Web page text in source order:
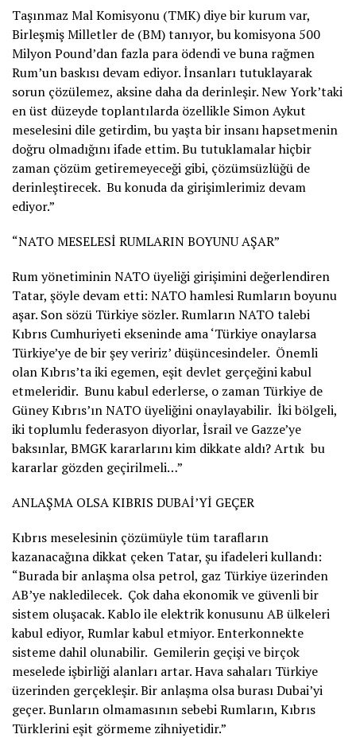
Taşınmaz Mal Komisyonu (TMK) diye bir kurum var,
Birleşmiş Milletler de (BM) tanıyor, bu komisyona 500
Milyon Pound’dan fazla para ödendi ve buna rağmen
Rum’un baskısı devam ediyor. İnsanları tutuklayarak
sorun çözülemez, aksine daha da derinleşir. New York’taki
en üst düzeyde toplantılarda özellikle Simon Aykut
meselesini dile getirdim, bu yaşta bir insanı hapsetmenin
doğru olmadığını ifade ettim. Bu tutuklamalar hiçbir
zaman çözüm getiremeyeceği gibi, çözümsüzlüğü de
derinleştirecek. Bu konuda da girişimlerimiz devam
ediyor.”
“NATO MESELESİ RUMLARIN BOYUNU AŞAR”
Rum yönetiminin NATO üyeliği girişimini değerlendiren
Tatar, şöyle devam etti: NATO hamlesi Rumların boyunu
aşar. Son sözü Türkiye sözler. Rumların NATO talebi
Kıbrıs Cumhuriyeti ekseninde ama ‘Türkiye onaylarsa
Türkiye’ye de bir şey veririz’ düşüncesindeler. Önemli
olan Kıbrıs’ta iki egemen, eşit devlet gerçeğini kabul
etmeleridir. Bunu kabul ederlerse, o zaman Türkiye de
Güney Kıbrıs’ın NATO üyeliğini onaylayabilir. İki bölgeli,
iki toplumlu federasyon diyorlar, İsrail ve Gazze’ye
baksınlar, BMGK kararlarını kim dikkate aldı? Artık bu
kararlar gözden geçirilmeli…”
ANLAŞMA OLSA KIBRIS DUBAİ’Yİ GEÇER
Kıbrıs meselesinin çözümüyle tüm tarafların
kazanacağına dikkat çeken Tatar, şu ifadeleri kullandı:
“Burada bir anlaşma olsa petrol, gaz Türkiye üzerinden
AB’ye nakledilecek. Çok daha ekonomik ve güvenli bir
sistem oluşacak. Kablo ile elektrik konusunu AB ülkeleri
kabul ediyor, Rumlar kabul etmiyor. Enterkonnekte
sisteme dahil olunabilir. Gemilerin geçişi ve birçok
meselede işbirliği alanları artar. Hava sahaları Türkiye
üzerinden gerçekleşir. Bir anlaşma olsa burası Dubai’yi
geçer. Bunların olmamasının sebebi Rumların, Kıbrıs
Türklerini eşit görmeme zihniyetidir.”